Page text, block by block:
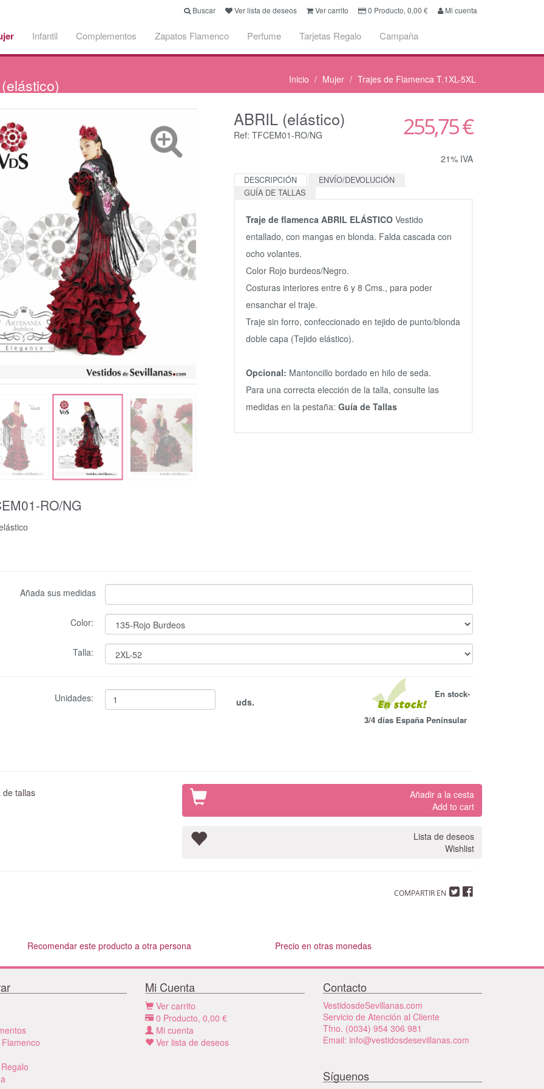
Buscar Ver lista de deseos Ver carrito 0 Producto, 0,00 € Mi cuenta
Infantil Complementos Zapatos Flamenco Perfume Tarjetas Regalo Campaña
Inicio Mujer Trajes de Flamenca T.1XL-5XL
RO/NG
ABRIL (elástico)
Ref: TFCEM01-RO/NG 255,75 €
21% IVA
DESCRIPCIÓN
ENVÍO/DEVOLUCIÓN
GUÍA DE TALLAS
Traje de flamenca ABRIL ELÁSTICOVestido
entallado, con mangas en blonda. Falda cascada con
ocho volantes.
Color Rojo burdeos/Negro.
Costuras interiores entre 6 y 8 Cms., para poder
ensanchar el traje.
Traje sin forro, confeccionado en tejido de punto/blonda
doble capa (Tejido elástico).
Opcional: Mantoncillo bordado en hilo de seda.
Para una correcta elección de la talla, consulte las
medidas en la pestaña:Guía de Tallas
Añada sus medidas
Color:
Talla:
Unidades: uds.
En stock-
3/4 días España Penínsular
tallas
Añadir a la cesta
Add to cart
Lista de deseos
Wishlist
COMPARTIR EN
Recomendar este producto a otra persona Precio en otras monedas
Mi Cuenta
Ver carrito
0 Producto, 0,00 €
Mi cuenta
Ver lista de deseos
Contacto
VestidosdeSevillanas.com
Servicio de Atención al Cliente
Tfno. (0034) 954 306 981
Email: info@vestidosdesevillanas.com
Síguenos